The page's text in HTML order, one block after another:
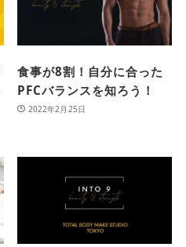
食事が8割！自分に合った
PFCバランスを知ろう！
2022年2月25日